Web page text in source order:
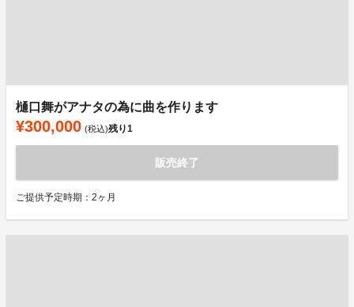
樋口舞がアナタの為に曲を作ります
¥300,000 (税込)残り1
販売終了
ご提供予定時期：2ヶ月